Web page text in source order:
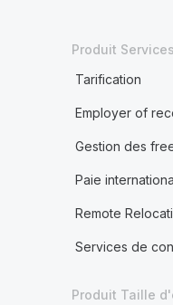
Produit Services
Tarification
Employer of
Gestion des
Paie
Remote
Services de
Produit Taille